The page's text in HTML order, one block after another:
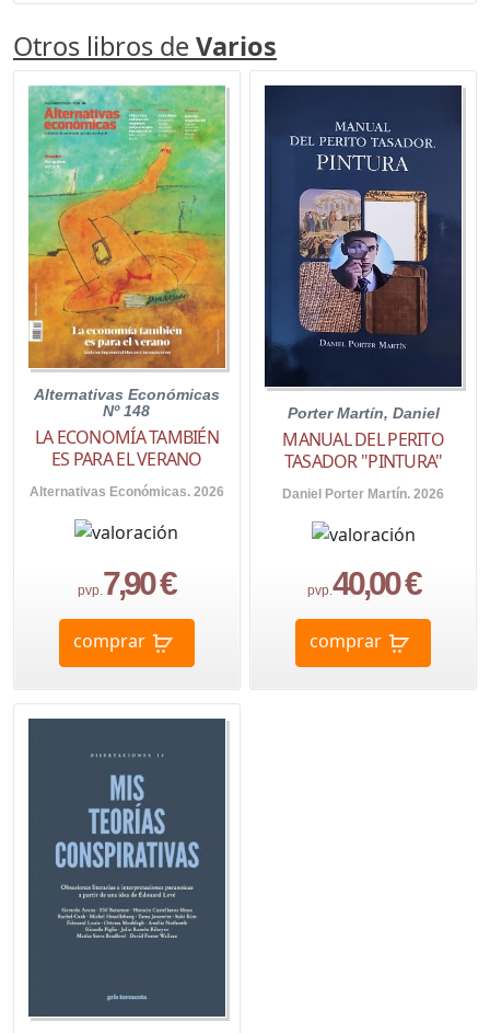
Otros libros de Varios
Alternativas Económicas
Nº 148
LA ECONOMÍA TAMBIÉN
ES PARA EL VERANO
Alternativas Económicas. 2026
pvp.7,90 €
comprar
Porter Martín, Daniel
MANUAL DEL PERITO
TASADOR "PINTURA"
Daniel Porter Martín. 2026
pvp.40,00 €
comprar